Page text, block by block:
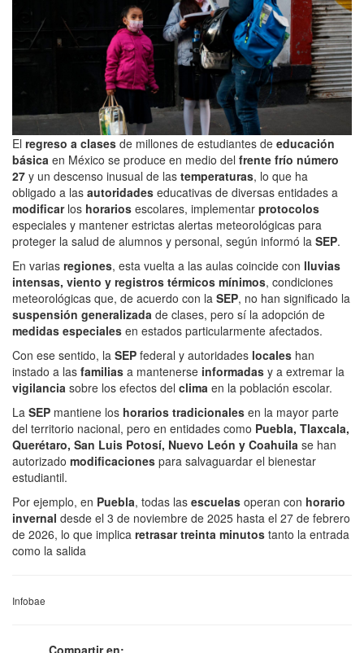
El regreso a clases de millones de estudiantes de educación
básica en México se produce en medio del frente frío número
27 y un descenso inusual de las temperaturas, lo que ha
obligado a las autoridades educativas de diversas entidades a
modificar los horarios escolares, implementar protocolos
especiales y mantener estrictas alertas meteorológicas para
proteger la salud de alumnos y personal, según informó la SEP.
En varias regiones, esta vuelta a las aulas coincide con lluvias
intensas, viento y registros térmicos mínimos, condiciones
meteorológicas que, de acuerdo con la SEP, no han significado la
suspensión generalizada de clases, pero sí la adopción de
medidas especiales en estados particularmente afectados.
Con ese sentido, la SEP federal y autoridades locales han
instado a las familias a mantenerse informadas y a extremar la
vigilancia sobre los efectos del clima en la población escolar.
La SEP mantiene los horarios tradicionales en la mayor parte
del territorio nacional, pero en entidades como Puebla, Tlaxcala,
Querétaro, San Luis Potosí, Nuevo León y Coahuila se han
autorizado modificaciones para salvaguardar el bienestar
estudiantil.
Por ejemplo, en Puebla, todas las escuelas operan con horario
invernal desde el 3 de noviembre de 2025 hasta el 27 de febrero
de 2026, lo que implica retrasar treinta minutos tanto la entrada
como la salida
Infobae